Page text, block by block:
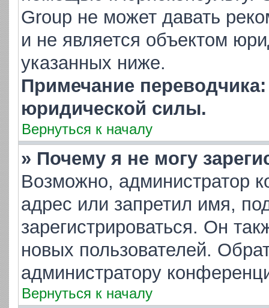
Group не может давать
и не является объектом
указанных ниже.
Примечание
юридической силы.
Вернуться к началу
» Почему я не могу
Возможно, администратор
адрес или запретил имя,
зарегистрироваться. Он
новых пользователей.
администратору
Вернуться к началу